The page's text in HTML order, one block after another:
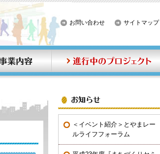
お問い合わせ サイトマップ
＜イベント紹介＞とやまレー
ルライフフォーラム